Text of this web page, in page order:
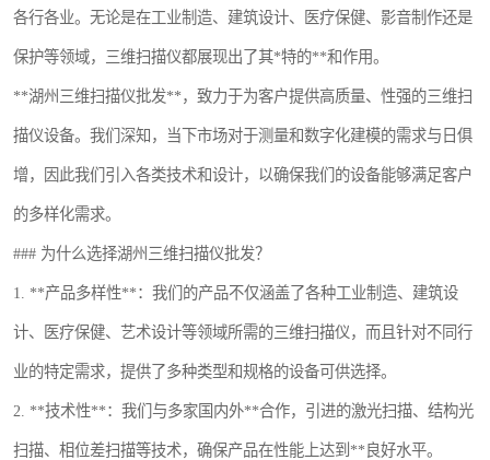
各行各业。无论是在工业制造、建筑设计、医疗保健、影音制作还是
保护等领域，三维扫描仪都展现出了其*特的**和作用。
**湖州三维扫描仪批发**，致力于为客户提供高质量、性强的三维扫
描仪设备。我们深知，当下市场对于测量和数字化建模的需求与日俱
增，因此我们引入各类技术和设计，以确保我们的设备能够满足客户
的多样化需求。
### 为什么选择湖州三维扫描仪批发？
1. **产品多样性**：我们的产品不仅涵盖了各种工业制造、建筑设
计、医疗保健、艺术设计等领域所需的三维扫描仪，而且针对不同行
业的特定需求，提供了多种类型和规格的设备可供选择。
2. **技术性**：我们与多家国内外**合作，引进的激光扫描、结构光
扫描、相位差扫描等技术，确保产品在性能上达到**良好水平。
镶嵌机
三坐标夹具
测针
螺纹规